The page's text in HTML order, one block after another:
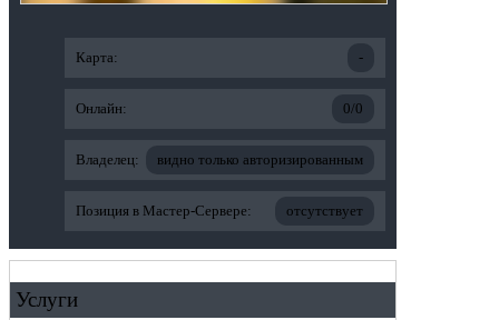
Карта: -
Онлайн: 0/0
Владелец: видно только авторизированным
Позиция в Мастер-Сервере: отсутствует
Услуги